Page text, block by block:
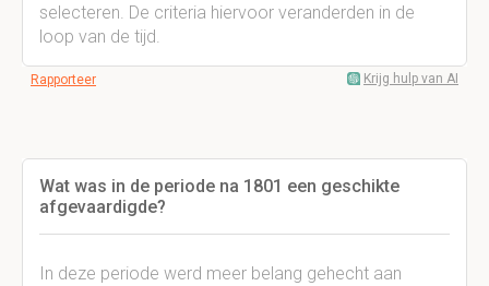
selecteren. De criteria hiervoor veranderden in de
loop van de tijd.
Rapporteer Krijg hulp van AI
Wat was in de periode na 1801 een geschikte
afgevaardigde?
In deze periode werd meer belang gehecht aan